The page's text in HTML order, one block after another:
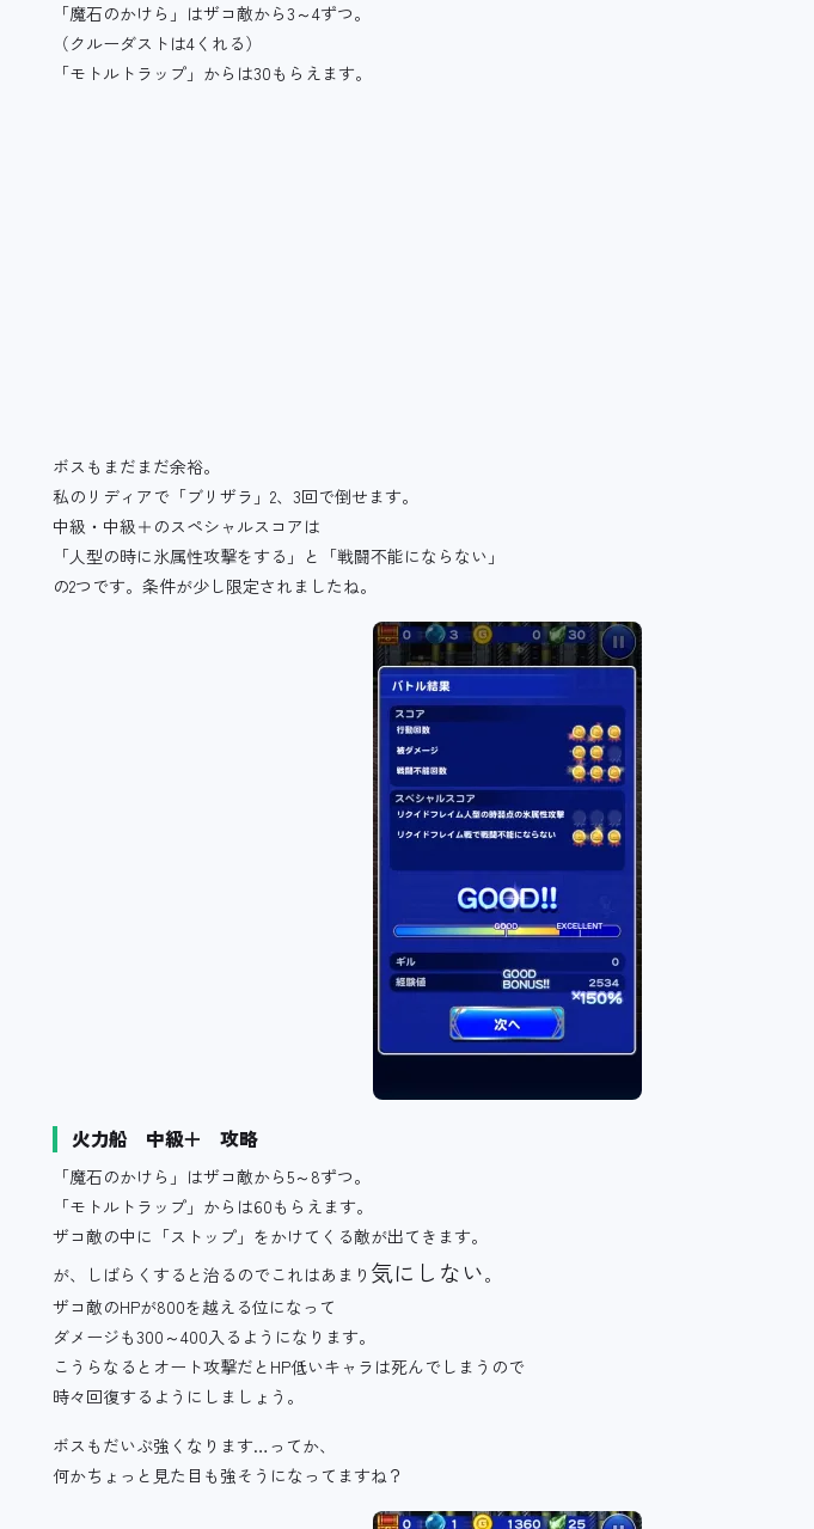
「魔石のかけら」はザコ敵から3～4ずつ。
（クルーダストは4くれる）
「モトルトラップ」からは30もらえます。
ボスもまだまだ余裕。
私のリディアで「ブリザラ」2、3回で倒せます。
中級・中級＋のスペシャルスコアは
「人型の時に氷属性攻撃をする」と「戦闘不能にならない」
の2つです。条件が少し限定されましたね。
火力船 中級＋ 攻略
「魔石のかけら」はザコ敵から5～8ずつ。
「モトルトラップ」からは60もらえます。
ザコ敵の中に「ストップ」をかけてくる敵が出てきます。
が、しばらくすると治るのでこれはあまり 気にしない。
ザコ敵のHPが800を越える位になって
ダメージも300～400入るようになります。
こうらなるとオート攻撃だとHP低いキャラは死んでしまうので
時々回復するようにしましょう。
ボスもだいぶ強くなります…ってか、
何かちょっと見た目も強そうになってますね？